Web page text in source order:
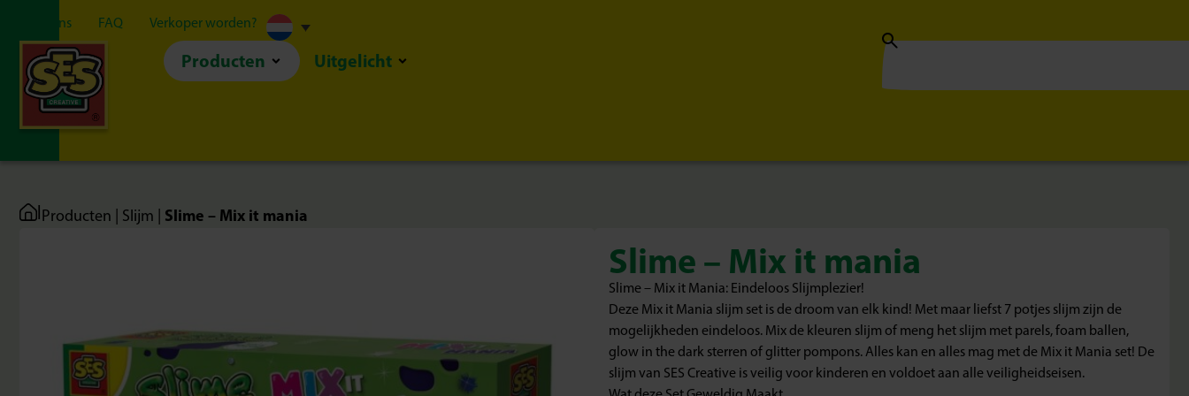
Over ons FAQ Verkoper worden?
Producten Uitgelicht
|Producten Slijm Slime – Mix it mania
Slime – Mix it mania
Slime – Mix it Mania: Eindeloos Slijmplezier!
Deze Mix it Mania slijm set is de droom van elk kind! Met maar liefst 7 potjes slijm zijn de
mogelijkheden eindeloos. Mix de kleuren slijm of meng het slijm met parels, foam ballen,
glow in the dark sterren of glitter pompons. Alles kan en alles mag met de Mix it Mania set! De
slijm van SES Creative is veilig voor kinderen en voldoet aan alle veiligheidseisen.